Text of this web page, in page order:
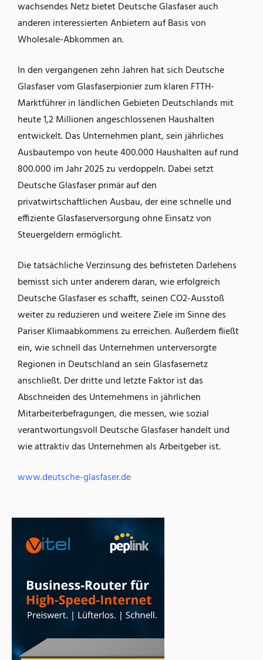
wachsendes Netz bietet Deutsche Glasfaser auch
anderen interessierten Anbietern auf Basis von
Wholesale-Abkommen an.
In den vergangenen zehn Jahren hat sich Deutsche
Glasfaser vom Glasfaserpionier zum klaren FTTH-
Marktführer in ländlichen Gebieten Deutschlands mit
heute 1,2 Millionen angeschlossenen Haushalten
entwickelt. Das Unternehmen plant, sein jährliches
Ausbautempo von heute 400.000 Haushalten auf rund
800.000 im Jahr 2025 zu verdoppeln. Dabei setzt
Deutsche Glasfaser primär auf den
privatwirtschaftlichen Ausbau, der eine schnelle und
effiziente Glasfaserversorgung ohne Einsatz von
Steuergeldern ermöglicht.
Die tatsächliche Verzinsung des befristeten Darlehens
bemisst sich unter anderem daran, wie erfolgreich
Deutsche Glasfaser es schafft, seinen CO2-Ausstoß
weiter zu reduzieren und weitere Ziele im Sinne des
Pariser Klimaabkommens zu erreichen. Außerdem fließt
ein, wie schnell das Unternehmen unterversorgte
Regionen in Deutschland an sein Glasfasernetz
anschließt. Der dritte und letzte Faktor ist das
Abschneiden des Unternehmens in jährlichen
Mitarbeiterbefragungen, die messen, wie sozial
verantwortungsvoll Deutsche Glasfaser handelt und
wie attraktiv das Unternehmen als Arbeitgeber ist.
www.deutsche-glasfaser.de